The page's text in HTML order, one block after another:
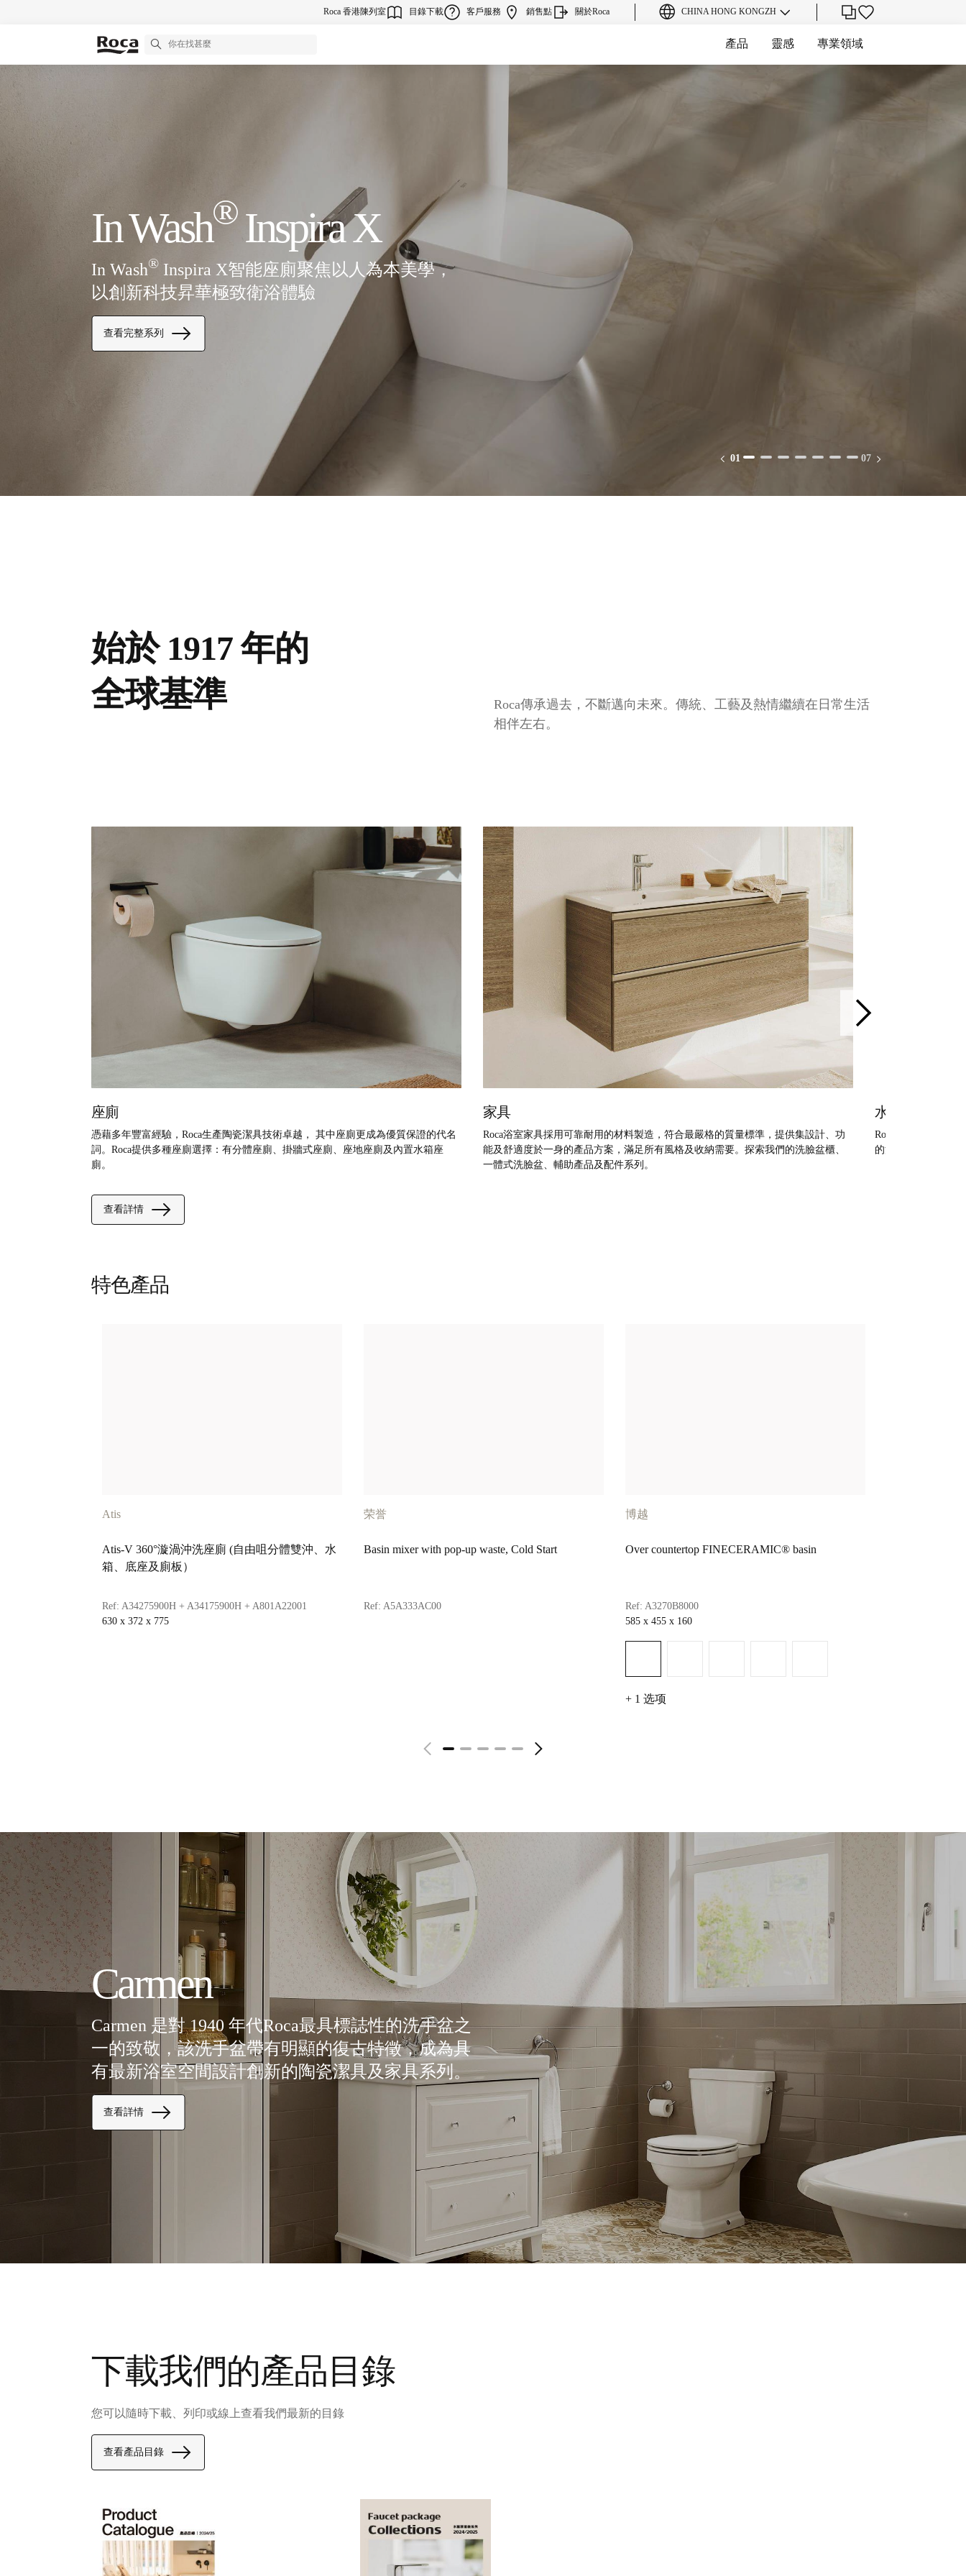
Roca 香港陳列室 目錄下載 客戶服務 銷售點 關於Roca CHINA HONG KONGZH
產品 靈感 專業領域
In Wash®Inspira X
In Wash® Inspira X智能座廁聚焦以人為本美學，
以創新科技昇華極致衛浴體驗
查看完整系列
01 07
始於 1917 年的
全球基準
Roca傳承過去，不斷邁向未來。傳統、工藝及熱情繼續在日常生活
相伴左右。
座廁
憑藉多年豐富經驗，Roca生產陶瓷潔具技術卓越， 其中座廁更成為優質保證的代名
詞。Roca提供多種座廁選擇：有分體座廁、掛牆式座廁、座地座廁及內置水箱座
廁。
家具
Roca浴室家具採用可靠耐用的材料製造，符合最嚴格的質量標準，提供集設計、功
能及舒適度於一身的產品方案，滿足所有風格及收納需要。探索我們的洗臉盆櫃、
一體式洗臉盆、輔助產品及配件系列。
水龍頭
Roca水龍頭採用最
的浴室或廚房提供
查看詳情
特色產品
Atis
Atis-V 360°漩渦沖洗座廁 (自由咀分體雙沖、水
箱、底座及廁板）
Ref: A34275900H + A34175900H + A801A22001
630 x 372 x 775
荣誉
Basin mixer with pop-up waste, Cold Start
Ref: A5A333AC00
博越
Over countertop FINECERAMIC® basin
Ref: A3270B8000
585 x 455 x 160
+ 1 选项
Carmen
Carmen 是對 1940 年代Roca最具標誌性的洗手盆之
一的致敬，該洗手盆帶有明顯的復古特徵，成為具
有最新浴室空間設計創新的陶瓷潔具及家具系列。
查看詳情
下載我們的產品目錄
您可以隨時下載、列印或線上查看我們最新的目錄
查看產品目錄